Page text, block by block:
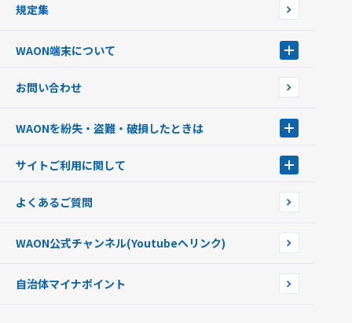
ご当地WAON
G.G WAON
WAONカード・WAONカードプラス
モバイルWAON
提携WAONカード
規定集
WAON端末について
WAONネットステーション
新型WAONステーション
WAONチャージャーmini
お問い合わせ
WAONを紛失・盗難・破損したときは
WAONカードの拾得について
サイトご利用に関して
企業情報
よくあるご質問
WAON公式チャンネル(Youtubeへリンク)
自治体マイナポイント